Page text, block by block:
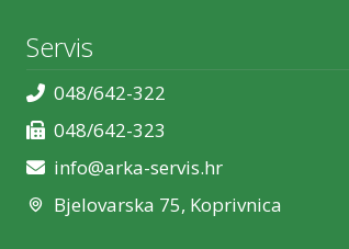
Servis
048/642-322
048/642-323
info@arka-servis.hr
Bjelovarska 75, Koprivnica